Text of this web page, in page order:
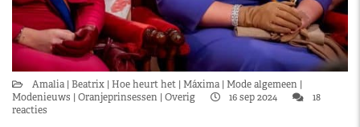
Amalia Beatrix Hoe heurt het Máxima Mode algemeen
Modenieuws
Oranjeprinsessen Overig 16 sep 2024
18
reacties